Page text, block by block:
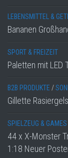
LEBENSMITTEL &
Bananen
SPORT & FREIZEIT
Paletten mit LED
B2B PRODUKTE /
Gillette
SPIELZEUG & GAMES
44 x X-Monster
1:18 Neuer